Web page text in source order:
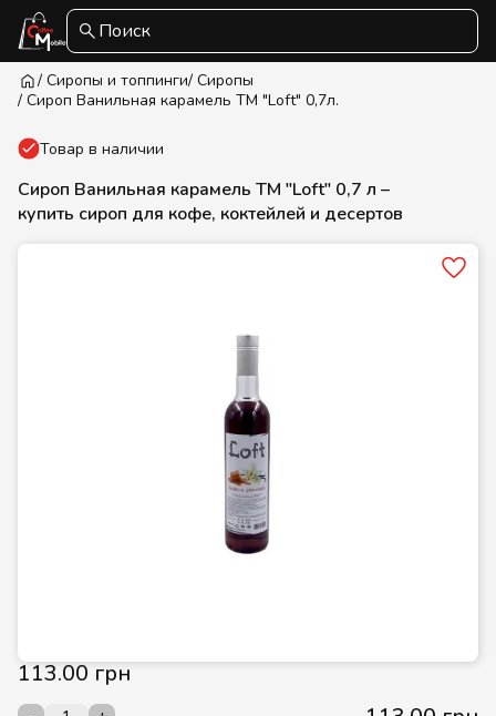
Поиск
/ Сиропы и топпинги/ Сиропы
/ Сироп Ванильная карамель ТМ "Loft" 0,7л.
Товар в наличии
Сироп Ванильная карамель ТМ "Loft" 0,7 л –
купить сироп для кофе, коктейлей и десертов
113.00 грн